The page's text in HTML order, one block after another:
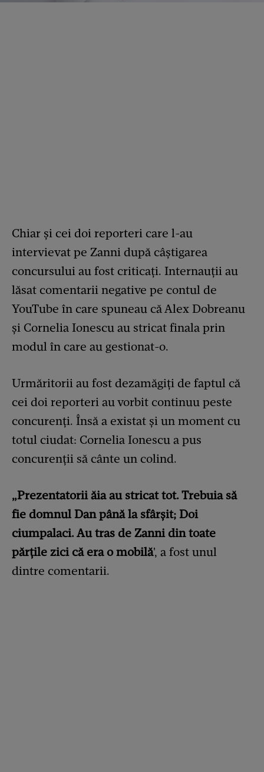
Chiar și cei doi reporteri care l-au
intervievat pe Zanni după câștigarea
concursului au fost criticați. Internauții au
lăsat comentarii negative pe contul de
YouTube în care spuneau că Alex Dobreanu
și Cornelia Ionescu au stricat finala prin
modul în care au gestionat-o.
Urmăritorii au fost dezamăgiți de faptul că
cei doi reporteri au vorbit continuu peste
concurenți. Însă a existat și un moment cu
totul ciudat: Cornelia Ionescu a pus
concurenții să cânte un colind.
„Prezentatorii ăia au stricat tot. Trebuia să
fie domnul Dan până la sfârșit; Doi
ciumpalaci. Au tras de Zanni din toate
părțile zici că era o mobilă', a fost unul
dintre comentarii.